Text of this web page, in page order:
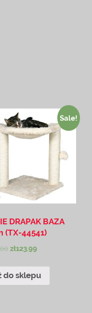
Sale!
DRAPAK BAZA
(TX-44541)
zł123.99
do sklepu